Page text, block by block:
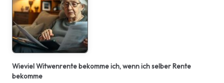
Wieviel Witwenrente bekomme ich, wenn ich selber Rente
bekomme